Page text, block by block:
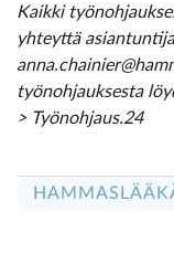
Kaikki
yhteyttä
työnohjauksesta
> Työnohjaus.24